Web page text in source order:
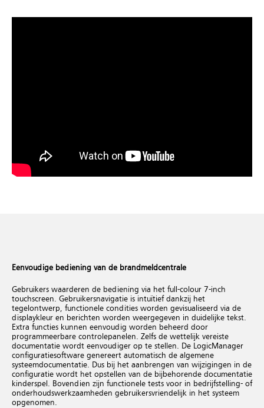
Eenvoudige bediening van de brandmeldcentrale
Gebruikers waarderen de bediening via het full-colour 7-inch
touchscreen. Gebruikersnavigatie is intuïtief dankzij het
tegelontwerp, functionele condities worden gevisualiseerd via de
displaykleur en berichten worden weergegeven in duidelijke tekst.
Extra functies kunnen eenvoudig worden beheerd door
programmeerbare controlepanelen. Zelfs de wettelijk vereiste
documentatie wordt eenvoudiger op te stellen. De LogicManager
configuratiesoftware genereert automatisch de algemene
systeemdocumentatie. Dus bij het aanbrengen van wijzigingen in de
configuratie wordt het opstellen van de bijbehorende documentatie
kinderspel. Bovendien zijn functionele tests voor in bedrijfstelling- of
onderhoudswerkzaamheden gebruikersvriendelijk in het systeem
opgenomen.